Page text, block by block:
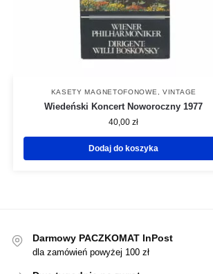
KASETY MAGNETOFONOWE VINTAGE
Wiedeński Koncert Noworoczny 1977
40,00zł
Dodaj do koszyka
Darmowy PACZKOMAT InPost
dla zamówień powyżej 100 zł